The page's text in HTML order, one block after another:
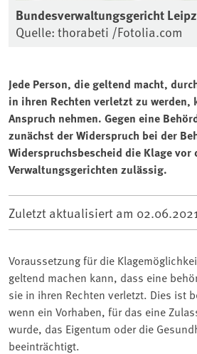
Bundesverwaltungsgericht
Quelle: thorabeti /Fotolia.com
Jede Person, die geltend macht,
in ihren Rechten verletzt zu werden,
Anspruch nehmen. Gegen eine
zunächst der Widerspruch bei der
Widerspruchsbescheid die Klage vor
Verwaltungsgerichten zulässig.
Zuletzt aktualisiert am 02.06.2021
Voraussetzung für die
geltend machen kann, dass eine
sie in ihren Rechten verletzt. Dies ist
wenn ein Vorhaben, für das eine
wurde, das Eigentum oder die
beeinträchtigt.